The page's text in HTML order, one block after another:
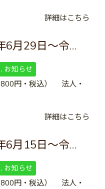
詳細はこちら
令和7年7月12日
お知らせ
800円・税込） 法人・
詳細はこちら
令和7年6月28日
お知らせ
800円・税込） 法人・